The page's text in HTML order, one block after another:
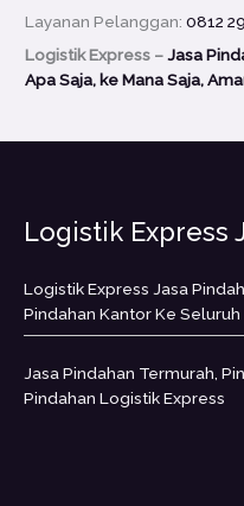
Layanan Pelanggan:0812
Logistik Express –Jasa
Apa Saja, ke Mana Saja,
Logistik Express
Logistik Express Jasa
Pindahan Kantor Ke
Jasa Pindahan Termurah,
Pindahan Logistik Express